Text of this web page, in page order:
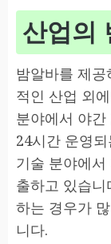
산업의
밤알바를 제
적인 산업 외
분야에서 야
24시간 운영
기술 분야에
출하고 있습
하는 경우가
니다.